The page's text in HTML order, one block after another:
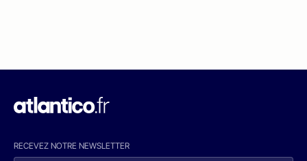
RECEVEZ NOTRE NEWSLETTER